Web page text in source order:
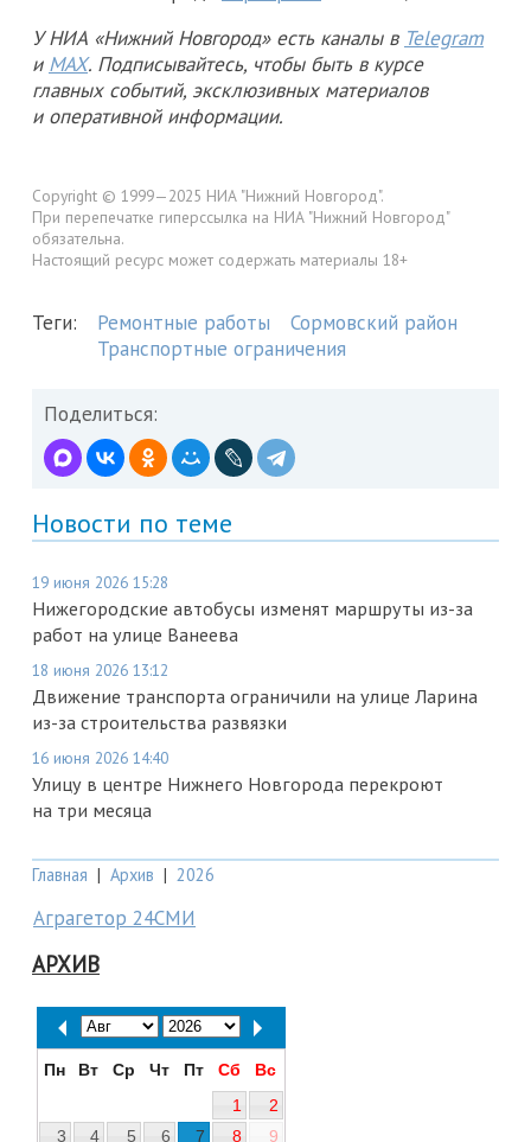
У НИА «Нижний Новгород» есть каналы в Telegram
и MAX. Подписывайтесь, чтобы быть в курсе
главных событий, эксклюзивных материалов
и оперативной информации.
Copyright © 1999—2025 НИА "Нижний Новгород".
При перепечатке гиперссылка на НИА "Нижний Новгород"
обязательна.
Настоящий ресурс может содержать материалы 18+
Теги: Ремонтные работы
Сормовский район
Транспортные ограничения
Поделиться:
Новости по теме
19 июня 2026 15:28
Нижегородские автобусы изменят маршруты из-за
работ на улице Ванеева
18 июня 2026 13:12
Движение транспорта ограничили на улице Ларина
из-за строительства развязки
16 июня 2026 14:40
Улицу в центре Нижнего Новгорода перекроют
на три месяца
Главная | Архив | 2026
Аграгетор 24СМИ
АРХИВ
Пн Вт Ср Чт Пт Сб
Вс
1
2
3
4 5 6 7 8
9